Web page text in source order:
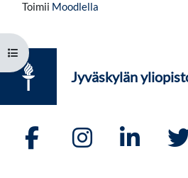
Avaa kurssisisältö
Toimii Moodlella
Jyväskylän